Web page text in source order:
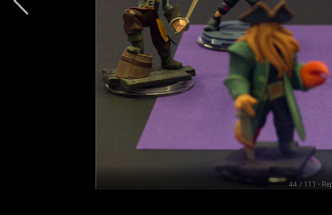
44 / 111 -